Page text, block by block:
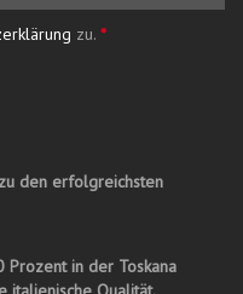
zu. *
den erfolgreichsten
Prozent in der Toskana